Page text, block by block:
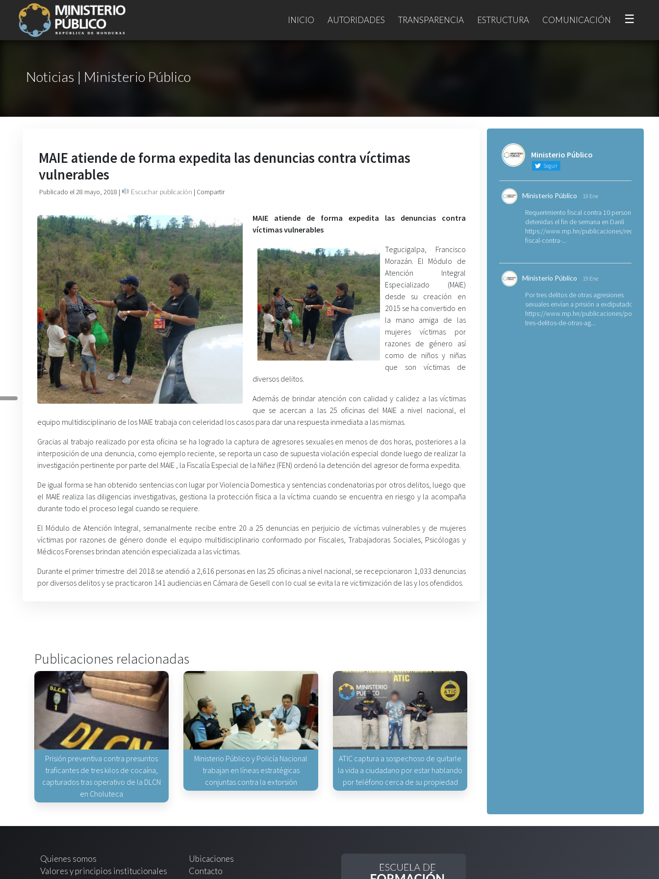
INICIO AUTORIDADES TRANSPARENCIA ESTRUCTURA COMUNICACIÓN ☰
Noticias | Ministerio Público
MAIE atiende de forma expedita las denuncias contra víctimas
vulnerables
Publicado el 28 mayo, 2018 | Escuchar publicación | Compartir
MAIE atiende de forma expedita las denuncias contra
víctimas vulnerables
Tegucigalpa, Francisco
Morazán. El Módulo de
Atención Integral
Especializado (MAIE)
desde su creación en
2015 se ha convertido en
la mano amiga de las
mujeres víctimas por
razones de género así
como de niños y niñas
que son víctimas de
diversos delitos.
Además de brindar atención con calidad y calidez a las víctimas
que se acercan a las 25 oficinas del MAIE a nivel nacional, el
equipo multidisciplinario de los MAIE trabaja con celeridad los casos para dar una respuesta inmediata a las mismas.
Gracias al trabajo realizado por esta oficina se ha logrado la captura de agresores sexuales en menos de dos horas, posteriores a la
interposición de una denuncia, como ejemplo reciente, se reporta un caso de supuesta violación especial donde luego de realizar la
investigación pertinente por parte del MAIE , la Fiscalía Especial de la Niñez (FEN) ordenó la detención del agresor de forma expedita.
De igual forma se han obtenido sentencias con lugar por Violencia Domestica y sentencias condenatorias por otros delitos, luego que
el MAIE realiza las diligencias investigativas, gestiona la protección física a la víctima cuando se encuentra en riesgo y la acompaña
durante todo el proceso legal cuando se requiere.
El Módulo de Atención Integral, semanalmente recibe entre 20 a 25 denuncias en perjuicio de víctimas vulnerables y de mujeres
víctimas por razones de género donde el equipo multidisciplinario conformado por Fiscales, Trabajadoras Sociales, Psicólogas y
Médicos Forenses brindan atención especializada a las víctimas.
Durante el primer trimestre del 2018 se atendió a 2,616 personas en las 25 oficinas a nivel nacional, se recepcionaron 1,033 denuncias
por diversos delitos y se practicaron 141 audiencias en Cámara de Gesell con lo cual se evita la re victimización de las y los ofendidos.
Publicaciones relacionadas
Prisión preventiva contra presuntos
traficantes de tres kilos de cocaína,
capturados tras operativo de la DLCN
en Choluteca
Ministerio Público y Policía Nacional
trabajan en líneas estratégicas
conjuntas contra la extorsión
ATIC captura a sospechoso de quitarle
la vida a ciudadano por estar hablando
por teléfono cerca de su propiedad
Ministerio Público
Seguir
Ministerio Público 19 Ene
Requerimiento fiscal contra 10 personas
detenidas el fin de semana en Danlí
https://www.mp.hn/publicaciones/
fiscal-contra-...
Ministerio Público 19 Ene
Por tres delitos de otras agresiones
sexuales envían a prisión a exdiputado
https://www.mp.hn/publicaciones/por-
tres-delitos-de-otras-ag...
Quienes somos
Valores y principios institucionales
Ubicaciones
Contacto